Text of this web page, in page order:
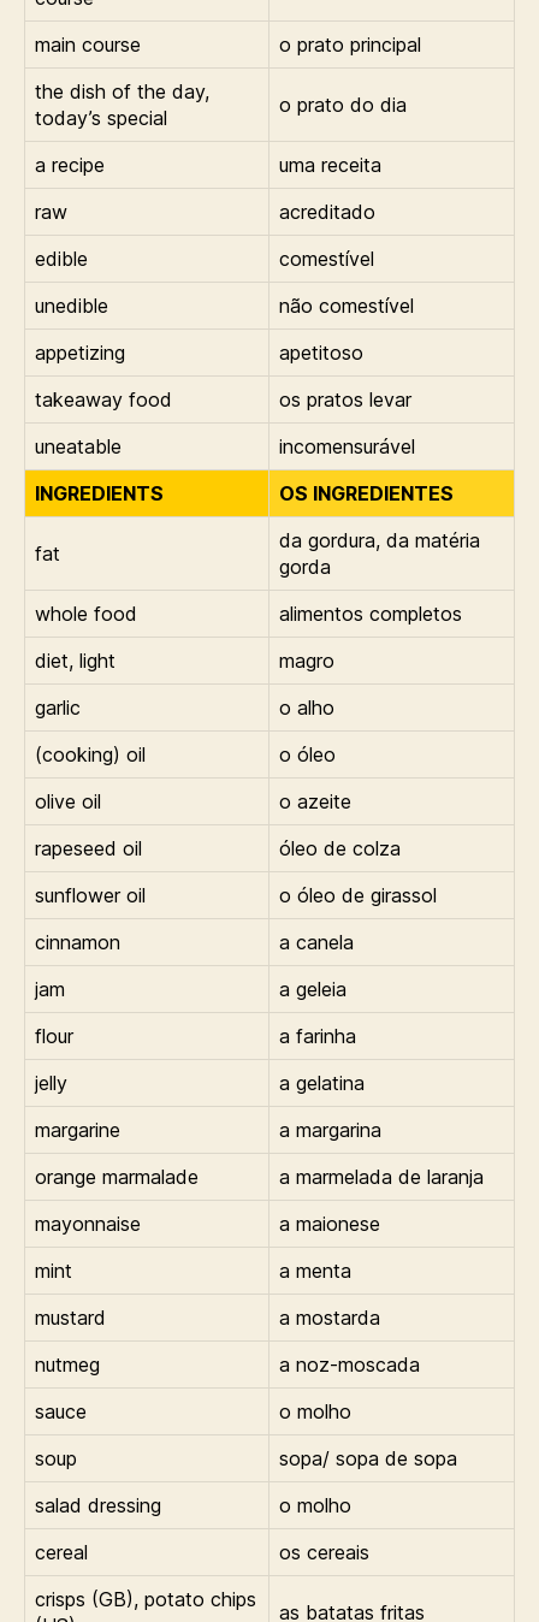
main course
o prato principal
the dish of the day,
today’s special
o prato do dia
a recipe
uma receita
raw
acreditado
edible
comestível
unedible
não comestível
appetizing
apetitoso
takeaway food
os pratos levar
uneatable
incomensurável
INGREDIENTS
OS INGREDIENTES
fat
da gordura, da matéria
gorda
whole food
alimentos completos
diet, light
magro
garlic
o alho
(cooking) oil
o óleo
olive oil
o azeite
rapeseed oil
óleo de colza
sunflower oil
o óleo de girassol
cinnamon
a canela
jam
a geleia
flour
a farinha
jelly
a gelatina
margarine
a margarina
orange marmalade
a marmelada de laranja
mayonnaise
a maionese
mint
a menta
mustard
a mostarda
nutmeg
a noz-moscada
sauce
o molho
soup
sopa/ sopa de sopa
salad dressing
o molho
cereal
os cereais
crisps (GB), potato chips
as batatas fritas